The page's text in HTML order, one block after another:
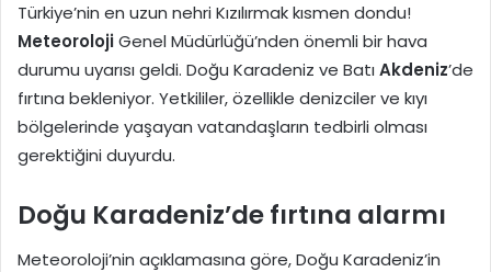
Türkiye’nin en uzun nehri Kızılırmak kısmen dondu!
MeteorolojiGenel Müdürlüğü’nden önemli bir hava
durumu uyarısı geldi. Doğu Karadeniz ve BatıAkdeniz’de
fırtına bekleniyor. Yetkililer, özellikle denizciler ve kıyı
bölgelerinde yaşayan vatandaşların tedbirli olması
gerektiğini duyurdu.
Doğu Karadeniz’de fırtına alarmı
Meteoroloji’nin açıklamasına göre, Doğu Karadeniz’in